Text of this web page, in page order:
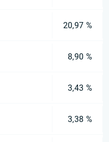
20,97 %
8,90 %
3,43 %
3,38 %